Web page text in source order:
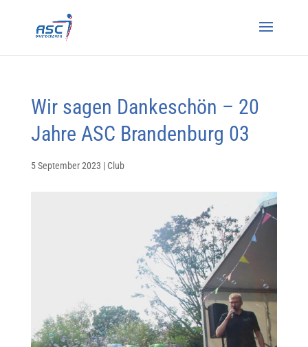
Wir sagen Dankeschön – 20
Jahre ASC Brandenburg 03
5 September 2023 | Club